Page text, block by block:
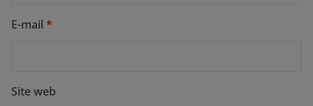
E-mail *
Site web